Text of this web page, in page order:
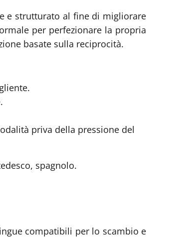
e strutturato al fine di migliorare
per perfezionare la propria
basate sulla reciprocità.
priva della pressione del
spagnolo.
compatibili per lo scambio e